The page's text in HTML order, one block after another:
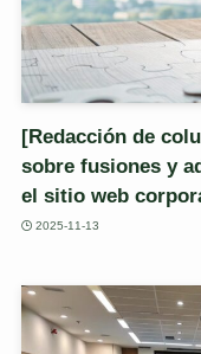
[Redacción de
sobre fusiones y
el sitio web
2025-11-13